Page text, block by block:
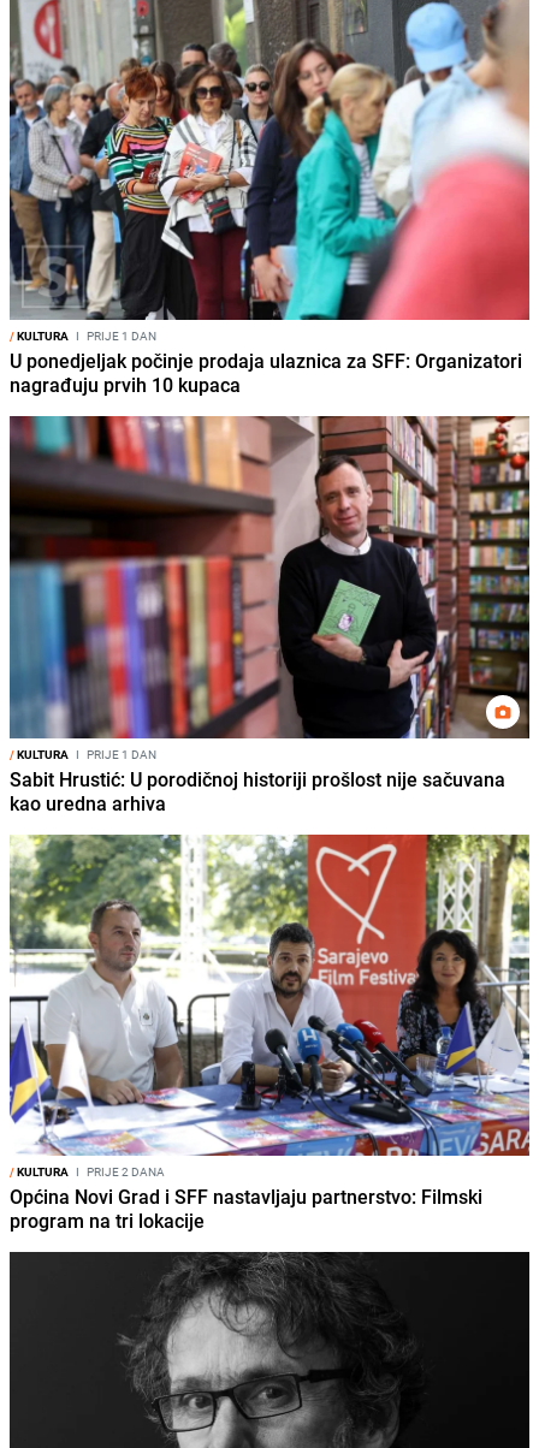
/KULTURA I PRIJE 1 DAN
U ponedjeljak počinje prodaja ulaznica za SFF: Organizatori
nagrađuju prvih 10 kupaca
/KULTURA I PRIJE 1 DAN
Sabit Hrustić: U porodičnoj historiji prošlost nije sačuvana
kao uredna arhiva
/KULTURA I PRIJE 2 DANA
Općina Novi Grad i SFF nastavljaju partnerstvo: Filmski
program na tri lokacije